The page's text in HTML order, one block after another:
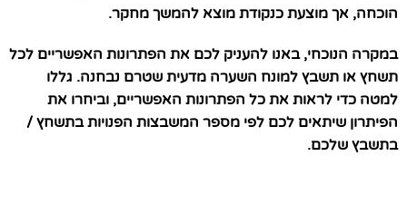
הוכחה, אך מוצעת כנקודת מוצא להמשך מחקר.
במקרה הנוכחי, באנו להעניק לכם את הפתרונות האפשריים לכל
תשחץ או תשבץ למונח השערה מדעית שטרם נבחנה. גללו
למטה כדי לראות את כל הפתרונות האפשריים, וביחרו את
הפיתרון שיתאים לכם לפי מספר המשבצות הפנויות בתשחץ /
בתשבץ שלכם.